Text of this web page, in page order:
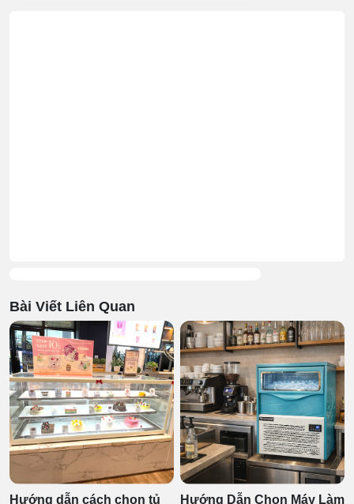
Bài Viết Liên Quan
Hướng dẫn cách chọn tủ
Hướng Dẫn Chọn Máy Làm